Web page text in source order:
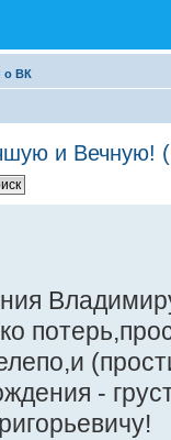
о ВК
и Вечную!
-